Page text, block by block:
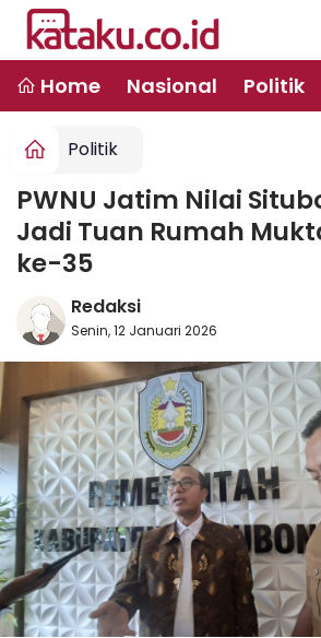
Home Nasional Politik
Politik
PWNU Jatim Nilai
Jadi Tuan Rumah
ke-35
Redaksi
Senin, 12 Januari 2026